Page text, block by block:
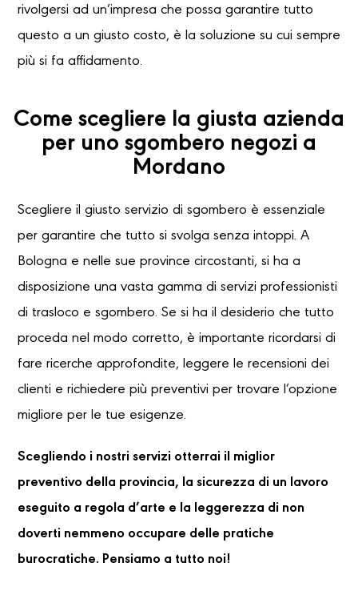
rivolgersi ad un’impresa che possa garantire tutto
questo a un giusto costo, è la soluzione su cui sempre
più si fa affidamento.
Come scegliere la giusta azienda
per uno sgombero negozi a
Mordano
Scegliere il giusto servizio di sgombero è essenziale
per garantire che tutto si svolga senza intoppi. A
Bologna e nelle sue province circostanti, si ha a
disposizione una vasta gamma di servizi professionisti
di trasloco e sgombero. Se si ha il desiderio che tutto
proceda nel modo corretto, è importante ricordarsi di
fare ricerche approfondite, leggere le recensioni dei
clienti e richiedere più preventivi per trovare l’opzione
migliore per le tue esigenze.
Scegliendo i nostri servizi otterrai il miglior
preventivo della provincia, la sicurezza di un lavoro
eseguito a regola d’arte e la leggerezza di non
doverti nemmeno occupare delle pratiche
burocratiche. Pensiamo a tutto noi!